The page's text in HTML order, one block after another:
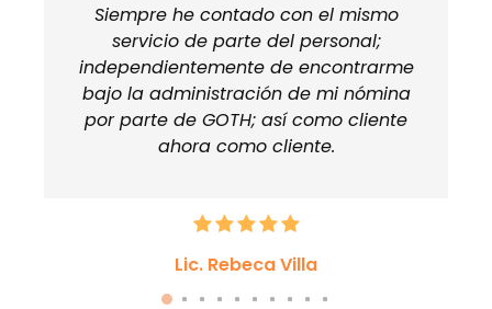
Siempre he contado con el mismo
servicio de parte del personal;
independientemente de encontrarme
bajo la administración de mi nómina
por parte de GOTH; así como cliente
ahora como cliente.
Lic. Rebeca Villa